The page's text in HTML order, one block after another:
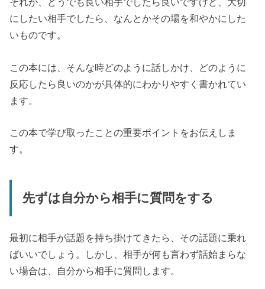
にしたい相手でしたら、なんとかその場を和やかにした
いものです。
この本には、そんな時どのように話しかけ、どのように
反応したら良いのかが具体的にわかりやすく書かれてい
ます。
この本で学び取ったことの重要ポイントをお伝えしま
す。
先ずは自分から相手に質問をする
最初に相手が話題を持ち掛けてきたら、その話題に乗れ
ばいいでしょう。しかし、相手が何も言わず話始まらな
い場合は、自分から相手に質問します。